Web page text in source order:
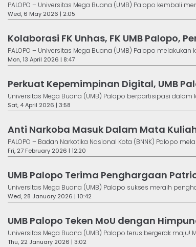
PALOPO – Universitas Mega Buana (UMB) Palopo kembali
Wed, 6 May 2026 | 2:05
Kolaborasi FK Unhas, FK UMB Palopo,
PALOPO – Universitas Mega Buana (UMB) Palopo
Mon, 13 April 2026 | 8:47
Perkuat Kepemimpinan Digital, UMB
Universitas Mega Buana (UMB) Palopo berpartisipasi dalam
Sat, 4 April 2026 | 3:58
Anti Narkoba Masuk Dalam Mata
PALOPO – Badan Narkotika Nasional Kota (BNNK) Palopo
Fri, 27 February 2026 | 12:20
UMB Palopo Terima Penghargaan
Universitas Mega Buana (UMB) Palopo sukses meraih
Wed, 28 January 2026 | 10:42
UMB Palopo Teken MoU dengan
Universitas Mega Buana (UMB) Palopo terus bergerak maju!
Thu, 22 January 2026 | 3:02